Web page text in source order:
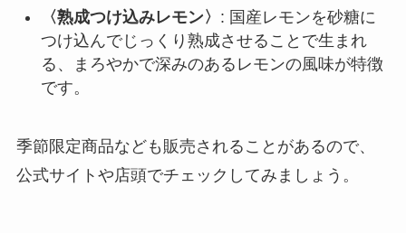
〈熟成つけ込みレモン〉 : 国産レモンを砂糖に
つけ込んでじっくり熟成させることで生まれ
る、まろやかで深みのあるレモンの風味が特徴
です。
季節限定商品なども販売されることがあるので、
公式サイトや店頭でチェックしてみましょう。